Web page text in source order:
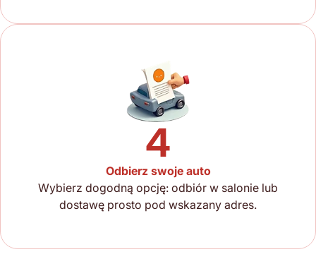
4
Odbierz swoje auto
Wybierz dogodną opcję: odbiór w salonie lub
dostawę prosto pod wskazany adres.